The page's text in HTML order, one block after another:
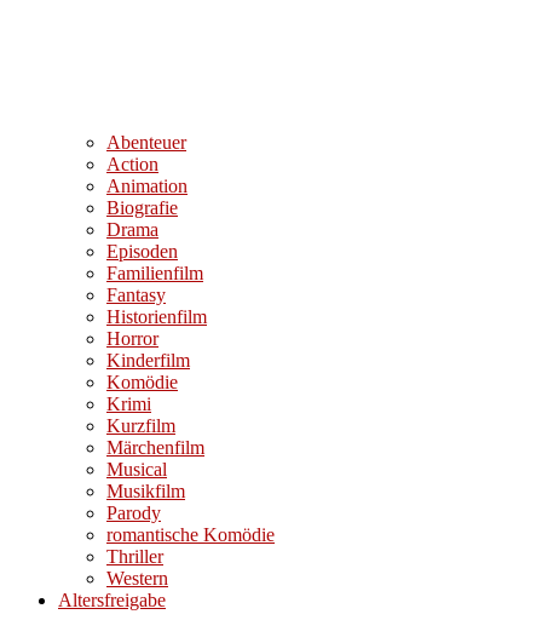
Abenteuer
Action
Animation
Biografie
Drama
Episoden
Familienfilm
Fantasy
Historienfilm
Horror
Kinderfilm
Komödie
Krimi
Kurzfilm
Märchenfilm
Musical
Musikfilm
Parody
romantische Komödie
Thriller
Western
Altersfreigabe